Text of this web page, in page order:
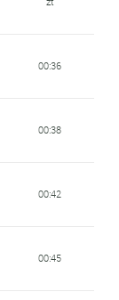
00:36
00:38
00:42
00:45